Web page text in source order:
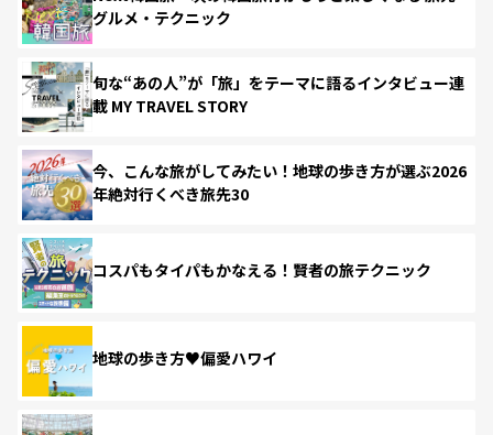
グルメ・テクニック
旬な“あの人”が「旅」をテーマに語るインタビュー連
載 MY TRAVEL STORY
今、こんな旅がしてみたい！地球の歩き方が選ぶ2026
年絶対行くべき旅先30
コスパもタイパもかなえる！賢者の旅テクニック
地球の歩き方♥偏愛ハワイ